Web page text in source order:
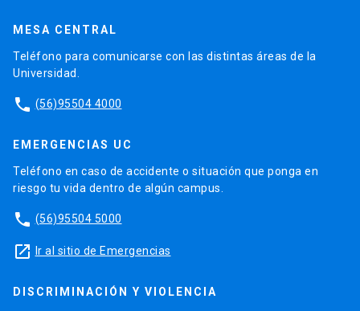
MESA CENTRAL
Teléfono para comunicarse con las distintas áreas de la
Universidad.
phone (56)95504 4000
EMERGENCIAS UC
Teléfono en caso de accidente o situación que ponga en
riesgo tu vida dentro de algún campus.
phone (56)95504 5000
launch Ir al sitio de Emergencias
DISCRIMINACIÓN Y VIOLENCIA